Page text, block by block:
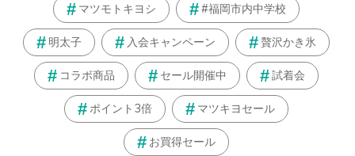
マツモトキヨシ #福岡市内中学校
明太子 入会キャンペーン 贅沢かき氷
コラボ商品 セール開催中 試着会
ポイント3倍 マツキヨセール
お買得セール